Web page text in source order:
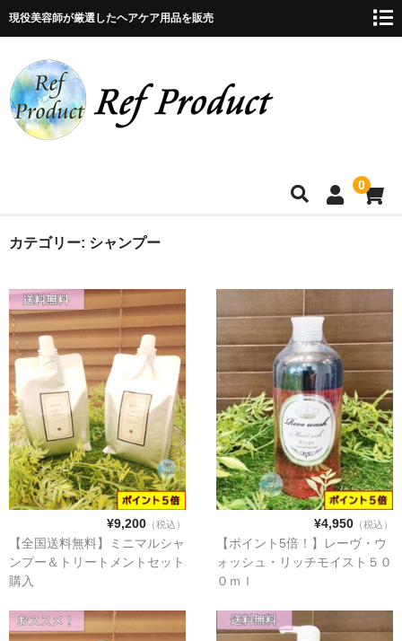
現役美容師が厳選したヘアケア用品を販売
0
ホームページ
お悩別商品検索
商品購入
セット販売お得商品♪
新商品
トリートメント
カテゴリー: シャンプー
¥9,200（税込）
【全国送料無料】ミニマルシャ
ンプー＆トリートメントセット
購入
¥4,950（税込）
【ポイント5倍！】レーヴ・ウ
ォッシュ・リッチモイスト５０
０ｍｌ